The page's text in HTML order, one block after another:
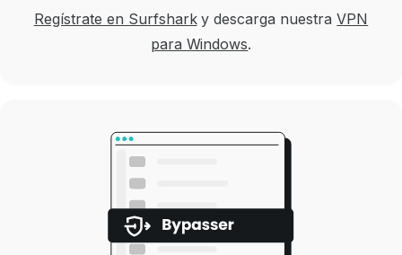
Regístrate en Surfsharky descarga nuestraVPN
para Windows.